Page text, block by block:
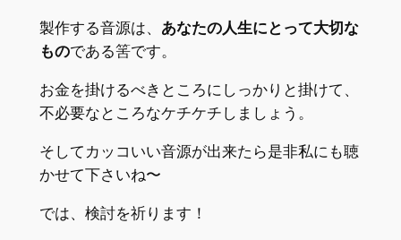
製作する音源は、 あなたの人生にとって大切な
ものである筈です。
お金を掛けるべきところにしっかりと掛けて、
不必要なところなケチケチしましょう。
そしてカッコいい音源が出来たら是非私にも聴
かせて下さいね〜
では、検討を祈ります！